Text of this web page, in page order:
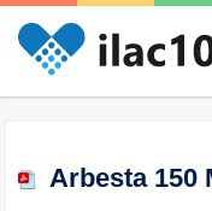
Arbesta 150